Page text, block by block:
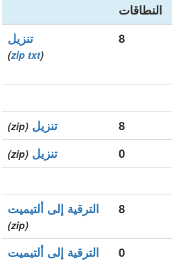
النطاقات
8 تنزيل
(
zip txt
)
8 تنزيل (zip)
0 تنزيل (zip)
8 الترقية إلى ألتيميت
(zip)
0 الترقية إلى ألتيميت